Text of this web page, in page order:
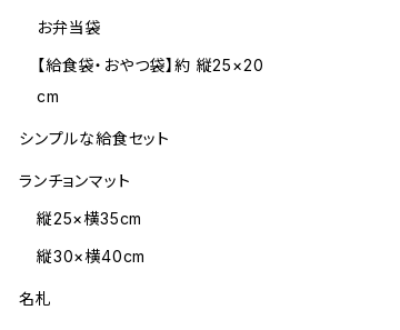
お弁当袋
【給食袋・おやつ袋】約 縦25×20
cm
シンプルな給食セット
ランチョンマット
縦25×横35cm
縦30×横40cm
名札